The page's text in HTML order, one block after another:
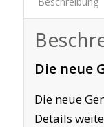
Die neue
Die neue
Details